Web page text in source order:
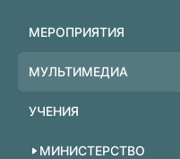
МЕРОПРИЯТИЯ
МУЛЬТИМЕДИА
УЧЕНИЯ
МИНИСТЕРСТВО